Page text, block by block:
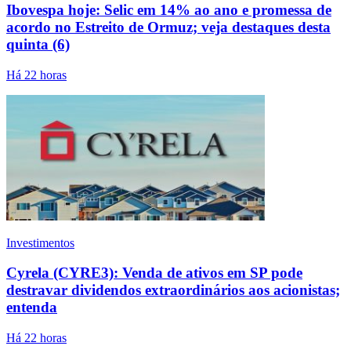
Ibovespa hoje: Selic em 14% ao ano e promessa de
acordo no Estreito de Ormuz; veja destaques desta
quinta (6)
Há 22 horas
Investimentos
Cyrela (CYRE3): Venda de ativos em SP pode
destravar dividendos extraordinários aos acionistas;
entenda
Há 22 horas